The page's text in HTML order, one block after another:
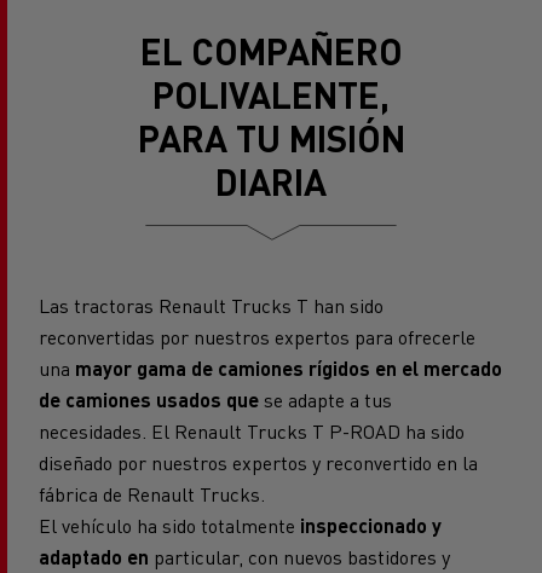
EL COMPAÑERO
POLIVALENTE,
PARA TU MISIÓN
DIARIA
Las tractoras Renault Trucks T han sido
reconvertidas por nuestros expertos para ofrecerle
una mayor gama de camiones rígidos en el mercado
de camiones usados quese adapte a tus
necesidades. El Renault Trucks T P-ROAD ha sido
diseñado por nuestros expertos y reconvertido en la
fábrica de Renault Trucks.
El vehículo ha sido totalmente inspeccionado y
adaptado en particular, con nuevos bastidores y